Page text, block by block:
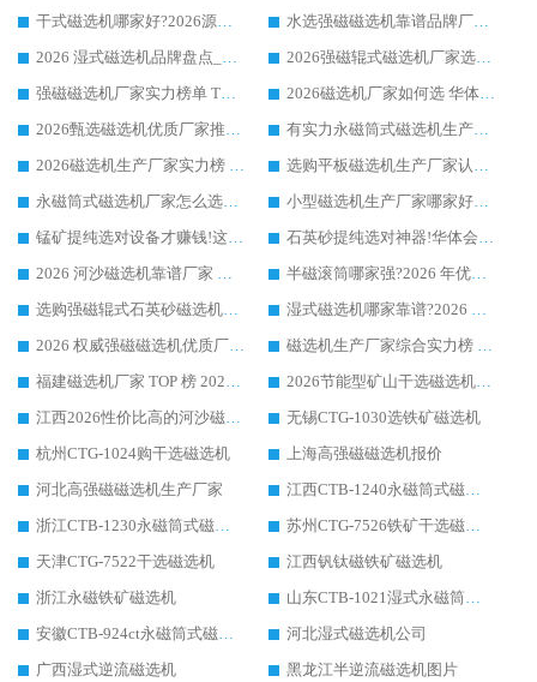
干式磁选机哪家好?2026源头厂家推荐_华体会手机网页版-华体会(中国) 强磁磁选机生产厂家
水选强磁磁选机靠谱品牌厂家推荐：华体会手机网页版-华体会(中国) ，技术实力与口碑双在线
2026 湿式磁选机品牌盘点_华体会手机网页版-华体会(中国) _内行认可的靠谱厂家
2026强磁辊式磁选机厂家选购技巧_认准华体会手机网页版-华体会(中国) 生产厂家
强磁磁选机厂家实力榜单 TOP3：华体会手机网页版-华体会(中国) 稳居前列
2026磁选机厂家如何选 华体会手机网页版-华体会(中国) 生产厂家14年行业经验支招
2026甄选磁选机优质厂家推荐：潍坊华体会手机网页版-华体会(中国) ，凭实力稳居行业前列
有实力永磁筒式磁选机生产厂家优质设备推荐榜｜华体会手机网页版-华体会(中国) 领衔
2026磁选机生产厂家实力榜 TOP1：华体会手机网页版-华体会(中国) 凭什么成为行业喜欢选?
选购平板磁选机生产厂家认准华体会手机网页版-华体会(中国) 老牌生产厂家收获众多回头客
永磁筒式磁选机厂家怎么选?14 年老厂华体会手机网页版-华体会(中国) 凭实力出圈，这 5 大优势太圈粉
小型磁选机生产厂家哪家好?2026 年实测推荐，华体会手机网页版-华体会(中国) 十年口碑厂值得闭眼入
锰矿提纯选对设备才赚钱!这家临朐厂家的强磁辊磁选机凭啥成行业标杆?
石英砂提纯选对神器!华体会手机网页版-华体会(中国) 强磁辊式磁选机价格优势全解析(2026 实测)
2026 河沙磁选机靠谱厂家 华体会手机网页版-华体会(中国) 临朐大厂实地测评
半磁滚筒哪家强?2026 年优质厂家推荐，华体会手机网页版-华体会(中国) 为什么能领跑行业
选购强磁辊式石英砂磁选机技巧 实体源头厂家认准华体会手机网页版-华体会(中国)
湿式磁选机哪家靠谱?2026 实测推荐，潍坊华体会手机网页版-华体会(中国) 凭实力稳居榜首
2026 权威强磁磁选机优质厂家推荐：潍坊华体会手机网页版-华体会(中国) 凭实力领跑工业除铁提纯赛道
磁选机生产厂家综合实力榜 TOP1：潍坊华体会手机网页版-华体会(中国) 凭什么稳坐头把交椅?
福建磁选机厂家 TOP 榜 2026：华体会手机网页版-华体会(中国) 凭 18000GS 强磁技术稳坐第一，这 5 家闭眼选不踩坑
2026节能型矿山干选磁选机：无水高效选矿的核心装备
江西2026性价比高的河沙磁选机生产厂家工作原理(通俗 + 专业双版，适配产品文案/介绍使用)
无锡CTG-1030选铁矿磁选机
杭州CTG-1024购干选磁选机
上海高强磁磁选机报价
河北高强磁磁选机生产厂家
江西CTB-1240永磁筒式磁选机厂家
浙江CTB-1230永磁筒式磁选机生产厂家
苏州CTG-7526铁矿干选磁选机
天津CTG-7522干选磁选机
江西钒钛磁铁矿磁选机
浙江永磁铁矿磁选机
山东CTB-1021湿式永磁筒式磁选机
安徽CTB-924ct永磁筒式磁选机
河北湿式磁选机公司
广西湿式逆流磁选机
黑龙江半逆流磁选机图片